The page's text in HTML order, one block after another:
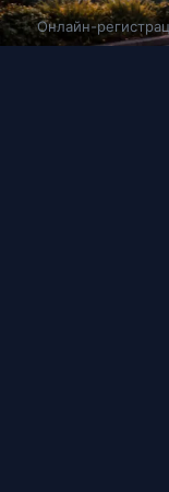
Онлайн-